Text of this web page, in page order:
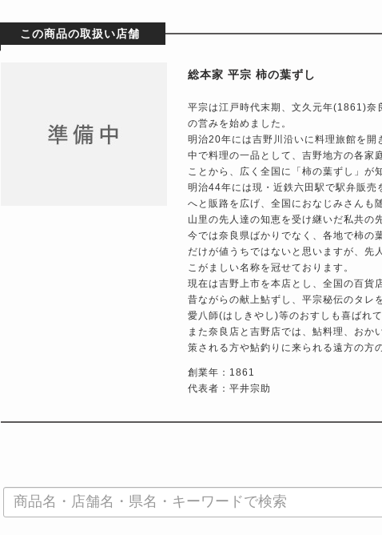
この商品の取扱い店舗
総本家 平宗 柿の葉ずし
平宗は江戸時代末期、文久元年(1861)奈
の営みを始めました。
明治20年には吉野川沿いに料理旅館を
中で料理の一品として、吉野地方の各家
ことから、広く全国に「柿の葉ずし」が
明治44年には現・近鉄六田駅で駅弁販
へと販路を広げ、全国におなじみさんも
山里の先人達の知恵を受け継いだ私共の
今では奈良県ばかりでなく、各地で柿の
だけが値うちではないと思いますが、先
こがましい名称を冠せております。
現在は吉野上市を本店とし、全国の百貨
昔ながらの献上鮎ずし、平宗秘伝のタレ
愛八師(はしきやし)等のおすしも喜ばれて
また奈良店と吉野店では、鮎料理、おか
策される方や鮎釣りに来られる遠方の方
創業年：1861
代表者：平井宗助